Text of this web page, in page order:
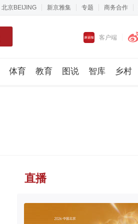
北京BEIJING 新京雅集 专题 商务合作
客户端
体育 教育 图说 智库 乡村
直播